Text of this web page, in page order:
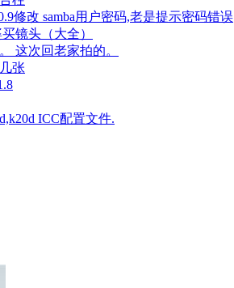
修改 samba用户密码,老是提示密码错误
镜头（大全）
这次回老家拍的。
张
ICC配置文件.